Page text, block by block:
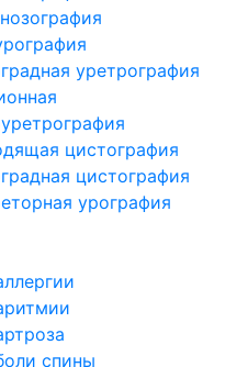
уретрография
цистография
цистография
урография
спины